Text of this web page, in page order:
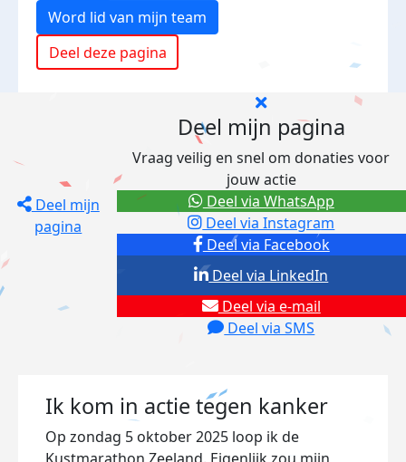
Word lid van mijn team
Deel deze pagina
Deel mijn
pagina
Deel mijn pagina
Vraag veilig en snel om donaties voor
jouw actie
Deel via Facebook
Deel via Instagram
Deel via e-mail
Deel via SMS
Deel via LinkedIn
Deel via WhatsApp
Ik kom in actie tegen kanker
Op zondag 5 oktober 2025 loop ik de